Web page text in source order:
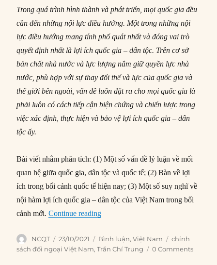
Trong quá trình hình thành và phát triển, mọi quốc gia đều
cần đến những nội lực điều hướng. Một trong những nội
lực điều hướng mang tính phổ quát nhất và đóng vai trò
quyết định nhất là lợi ích quốc gia – dân tộc. Trên cơ sở
bản chất nhà nước và lực lượng nắm giữ quyền lực nhà
nước, phù hợp với sự thay đổi thế và lực của quốc gia và
thế giới bên ngoài, vấn đề luôn đặt ra cho mọi quốc gia là
phải luôn có cách tiếp cận biện chứng và chiến lược trong
việc xác định, thực hiện và bảo vệ lợi ích quốc gia – dân
tộc ấy.
Bài viết nhằm phân tích: (1) Một số vấn đề lý luận về mối
quan hệ giữa quốc gia, dân tộc và quốc tế; (2) Bàn về lợi
ích trong bối cảnh quốc tế hiện nay; (3) Một số suy nghĩ về
nội hàm lợi ích quốc gia – dân tộc của Việt Nam trong bối
cảnh mới.Continue reading“Bảo đảm lợi ích quốc gia – dân tộc
Author
NCQT
Posted
on
23/10/2021 Categories
Bình luận,Việt Nam Tags
chính
sách đối ngoại Việt Nam,Trần Chí Trung 0 Comments